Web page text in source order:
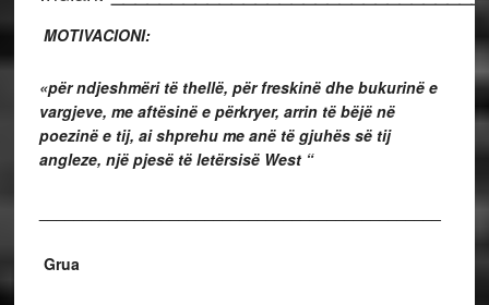
MOTIVACIONI:
«për ndjeshmëri të thellë, për freskinë dhe bukurinë e
vargjeve, me aftësinë e përkryer, arrin të bëjë në
poezinë e tij, ai shprehu me anë të gjuhës së tij
angleze, një pjesë të letërsisë West“
Grua